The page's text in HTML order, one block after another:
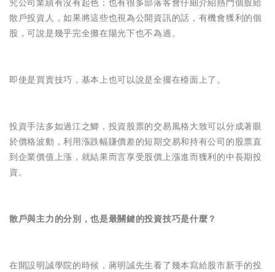
究公司業績有沒有起色；也有很多部落客會仔細介紹熱門個股給
散戶投資人，如果將這些也視為公開資訊的話，有機會獲利的個
股，可說是幾乎完全攤在陽光下也不為過。
即使是買賣技巧，基本上也可以說是全擺在檯面上了。
投資手法多如過江之鯽，投資股票的交易風格大致可以分成著眼
於價格波動，利用漲跌幅賺價差的短期交易和持有公司的股票直
到企業價值上漲，就結果而言享受股價上漲進而獲利的中長期投
資。
散戶與主力的分別，也是最關鍵的投資技巧是什麼？
在開設明誠學院的時候，蔣明誠先生看了幾本寫給股市新手的投